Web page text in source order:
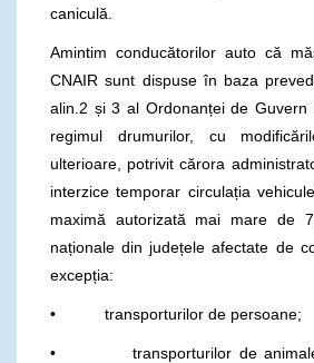
caniculă.
Amintim conducătorilor auto că
CNAIR sunt dispuse în baza
alin.2 și 3 al Ordonanței de Guvern
regimul drumurilor, cu
ulterioare, potrivit cărora
interzice temporar circulația
maximă autorizată mai mare de
naționale din județele afectate de
excepția:
• transporturilor de persoane;
• transporturilor de animale